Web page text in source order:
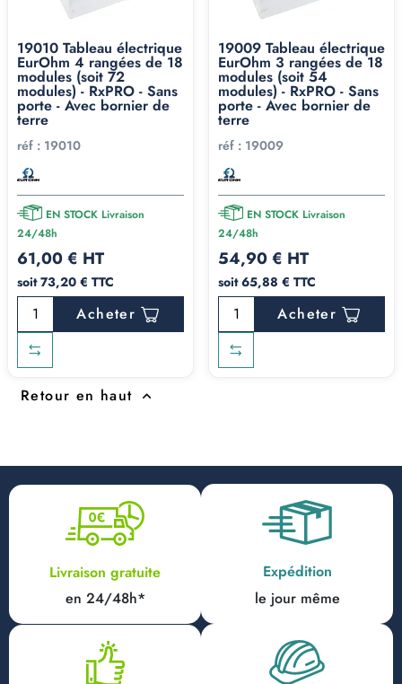
19010 Tableau électrique
EurOhm 4 rangées de 18
modules (soit 72
modules) - RxPRO - Sans
porte - Avec bornier de
terre
réf : 19010
EN STOCK Livraison
24/48h
61,00 € HT
soit 73,20 € TTC
Acheter
19009 Tableau électrique
EurOhm 3 rangées de 18
modules (soit 54
modules) - RxPRO - Sans
porte - Avec bornier de
terre
réf : 19009
EN STOCK Livraison
24/48h
54,90 € HT
soit 65,88 € TTC
Acheter
Retour en haut 
Livraison gratuite
en 24/48h*
Expédition
le jour même